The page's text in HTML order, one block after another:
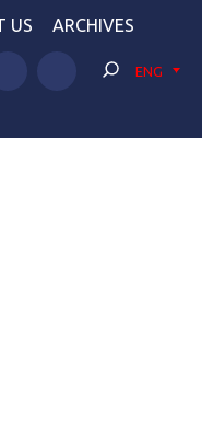
US ARCHIVES
ENG